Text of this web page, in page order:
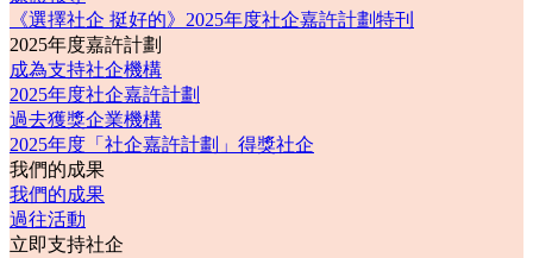
《選擇社企 挺好的》2025年度社企嘉許計劃特刊
2025年度嘉許計劃
成為支持社企機構
2025年度社企嘉許計劃
過去獲獎企業機構
2025年度「社企嘉許計劃」得獎社企
我們的成果
我們的成果
過往活動
立即支持社企